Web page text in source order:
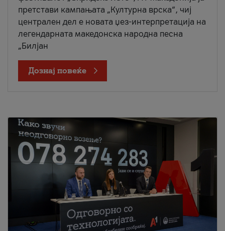
претстави кампањата „Културна врска“, чиј
централен дел е новата џез-интерпретација на
легендарната македонска народна песна
„Билјан
Дознај повеќе